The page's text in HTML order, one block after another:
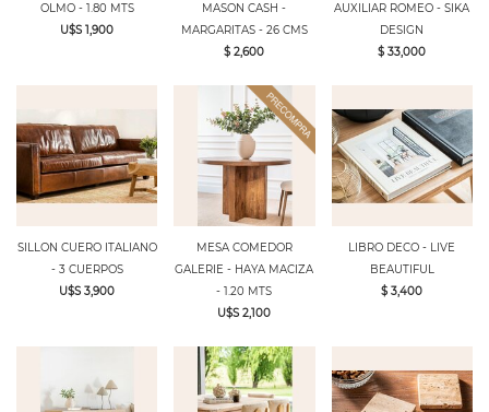
OLMO - 1.80 MTS
U$S 1,900
MASON CASH -
MARGARITAS - 26 CMS
$ 2,600
AUXILIAR ROMEO - SIKA
DESIGN
$ 33,000
SILLON CUERO ITALIANO
- 3 CUERPOS
U$S 3,900
MESA COMEDOR
GALERIE - HAYA MACIZA
- 1.20 MTS
U$S 2,100
LIBRO DECO - LIVE
BEAUTIFUL
$ 3,400